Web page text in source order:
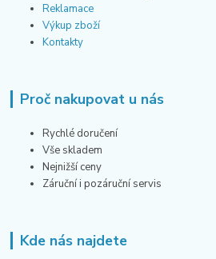
Reklamace
Výkup zboží
Kontakty
Proč nakupovat u nás
Rychlé doručení
Vše skladem
Nejnižší ceny
Záruční i pozáruční servis
Kde nás najdete